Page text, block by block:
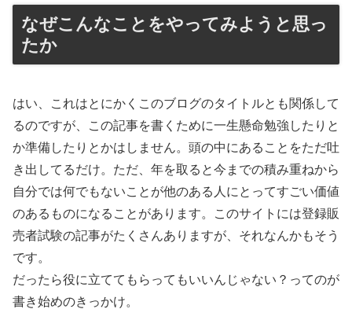
なぜこんなことをやってみようと思っ
たか
はい、これはとにかくこのブログのタイトルとも関係して
るのですが、この記事を書くために一生懸命勉強したりと
か準備したりとかはしません。頭の中にあることをただ吐
き出してるだけ。ただ、年を取ると今までの積み重ねから
自分では何でもないことが他のある人にとってすごい価値
のあるものになることがあります。このサイトには登録販
売者試験の記事がたくさんありますが、それなんかもそう
です。
だったら役に立ててもらってもいいんじゃない？ってのが
書き始めのきっかけ。